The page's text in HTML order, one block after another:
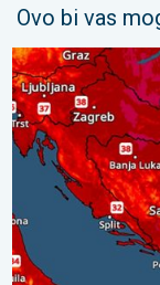
Ovo bi vas
Bliži se osvježenje